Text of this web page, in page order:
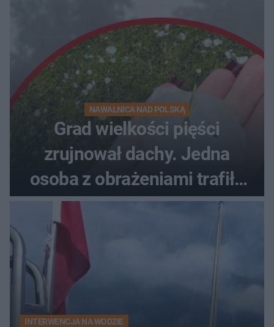
NAWAŁNICA NAD POLSKĄ
Grad wielkości pięści
zrujnował dachy. Jedna
osoba z obrażeniami trafiła
do szpitala
INTERWENCJA NA WODZIE